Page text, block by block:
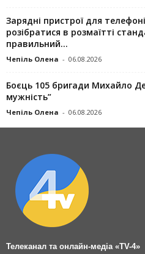
Зарядні пристрої для
розібратися в розмаїтті
правильний...
Чепіль Олена - 06.08.2026
Боєць 105 бригади Михайло
мужність”
Чепіль Олена - 06.08.2026
Телеканал та онлайн-медіа «TV-4»